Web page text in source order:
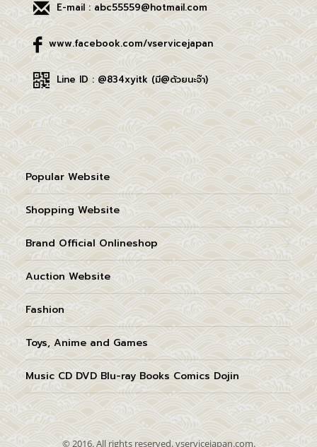
E-mail : abc55559@hotmail.com
www.facebook.com/vservicejapan
Line ID : @834xyitk (มี@ด้วยนะจ๊า)
Popular Website
Shopping Website
Brand Official Onlineshop
Auction Website
Fashion
Toys, Anime and Games
Music CD DVD Blu-ray Books Comics Dojin
© 2016. All rights reserved. vservicejapan.com.